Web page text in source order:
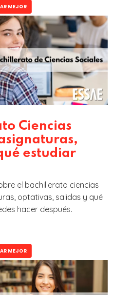
MEJOR
Ciencias
estudiar
el bachillerato ciencias
optativas, salidas y qué
hacer después.
MEJOR